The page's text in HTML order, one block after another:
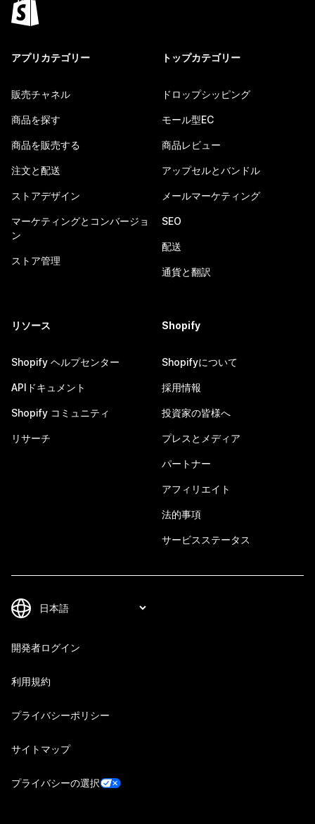
アプリカテゴリー
販売チャネル
商品を探す
商品を販売する
注文と配送
ストアデザイン
マーケティングとコンバージョ
ン
ストア管理
トップカテゴリー
ドロップシッピング
モール型EC
商品レビュー
アップセルとバンドル
メールマーケティング
SEO
配送
通貨と翻訳
リソース
Shopify ヘルプセンター
APIドキュメント
Shopify コミュニティ
リサーチ
Shopify
Shopifyについて
採用情報
投資家の皆様へ
プレスとメディア
パートナー
アフィリエイト
法的事項
サービスステータス
開発者ログイン
利用規約
プライバシーポリシー
サイトマップ
プライバシーの選択